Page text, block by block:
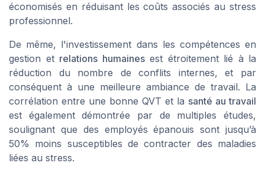
économisés en réduisant les coûts associés au stress
professionnel.
De même, l'investissement dans les compétences en
gestion et relations humainesest étroitement lié à la
réduction du nombre de conflits internes, et par
conséquent à une meilleure ambiance de travail. La
corrélation entre une bonne QVT et la santé au travail
est également démontrée par de multiples études,
soulignant que des employés épanouis sont jusqu’à
50% moins susceptibles de contracter des maladies
liées au stress.